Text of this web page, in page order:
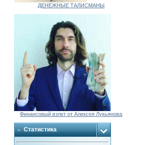
ДЕНЕЖНЫЕ ТАЛИСМАНЫ
Финансовый взлет от Алексея Лукьянова
Статистика